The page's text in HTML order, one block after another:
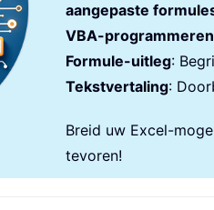
aangepaste
VBA-programmeren
Formule-uitleg:
Tekstvertaling:
Breid uw Excel-
tevoren!